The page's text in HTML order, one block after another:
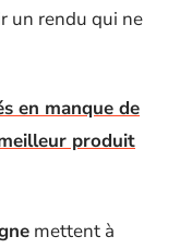
un rendu qui ne
en manque de
produit
mettent à